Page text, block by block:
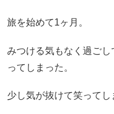
旅を始めて1ヶ月。
みつける気もなく過ご
ってしまった。
少し気が抜けて笑ってし